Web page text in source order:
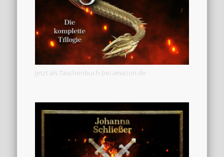
Jetzt als Taschenbuch bei amazon.de